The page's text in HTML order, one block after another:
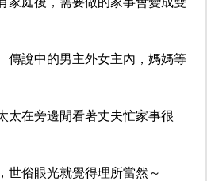
傳說中的男主外女主內，媽媽等
太在旁邊閒看著丈夫忙家事很
世俗眼光就覺得理所當然～